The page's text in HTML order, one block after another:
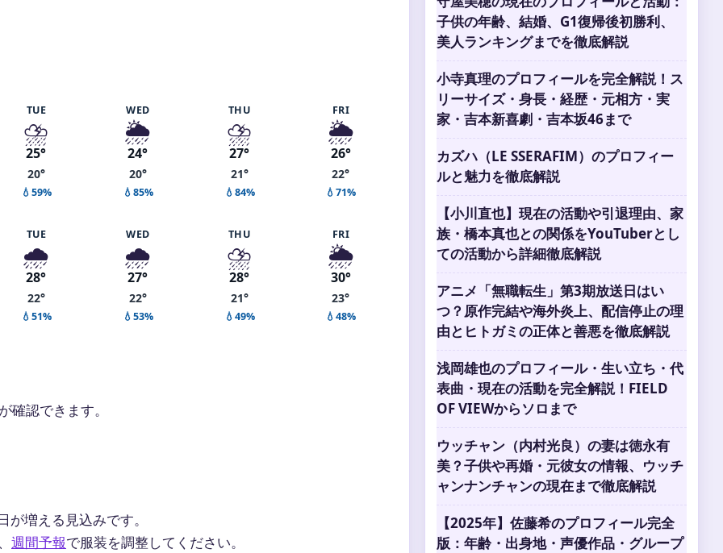
TUE
⛈️
25°
20°
💧59%
WED
🌦️
24°
20°
💧85%
THU
⛈️
27°
21°
💧84%
FRI
🌦️
26°
22°
💧71%
TUE
🌧️
28°
22°
💧51%
WED
🌧️
27°
22°
💧53%
THU
⛈️
28°
21°
💧49%
FRI
🌦️
30°
23°
💧48%
確認できます。
増える見込みです。
週間予報で服装を調整してください。
子供の年齢、結婚、G1復帰後初勝利、
美人ランキングまでを徹底解説
小寺真理のプロフィールを完全解説！ス
リーサイズ・身長・経歴・元相方・実
家・吉本新喜劇・吉本坂46まで
カズハ（LE SSERAFIM）のプロフィー
ルと魅力を徹底解説
【小川直也】現在の活動や引退理由、家
族・橋本真也との関係をYouTuberとし
ての活動から詳細徹底解説
アニメ「無職転生」第3期放送日はい
つ？原作完結や海外炎上、配信停止の理
由とヒトガミの正体と善悪を徹底解説
浅岡雄也のプロフィール・生い立ち・代
表曲・現在の活動を完全解説！FIELD
OF VIEWからソロまで
ウッチャン（内村光良）の妻は徳永有
美？子供や再婚・元彼女の情報、ウッチ
ャンナンチャンの現在まで徹底解説
【2025年】佐藤希のプロフィール完全
版：年齢・出身地・声優作品・グループ